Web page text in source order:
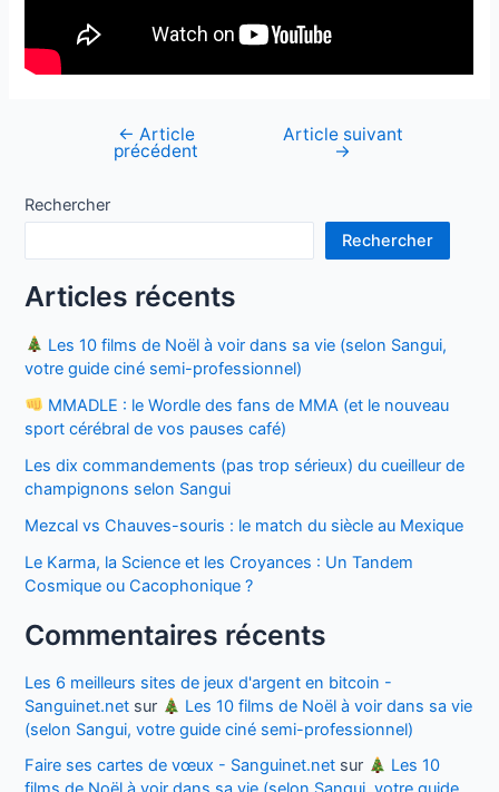
Navigation
← Article
précédent
Article suivant
→
Rechercher
Rechercher
Articles récents
Les 10 films de Noël à voir dans sa vie (selon Sangui,
votre guide ciné semi-professionnel)
MMADLE : le Wordle des fans de MMA (et le nouveau
sport cérébral de vos pauses café)
Les dix commandements (pas trop sérieux) du cueilleur de
champignons selon Sangui
Mezcal vs Chauves-souris : le match du siècle au Mexique
Le Karma, la Science et les Croyances : Un Tandem
Cosmique ou Cacophonique ?
Commentaires récents
Les 6 meilleurs sites de jeux d'argent en bitcoin -
Sanguinet.net sur
Les 10 films de Noël à voir dans sa vie
(selon Sangui, votre guide ciné semi-professionnel)
Faire ses cartes de vœux - Sanguinet.net sur
Les 10